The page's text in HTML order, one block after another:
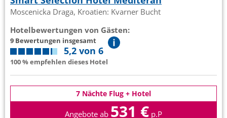
Moscenicka Draga, Kroatien: Kvarner Bucht
Hotelbewertungen von Gästen:
9 Bewertungen insgesamt
5,2 von 6
100 % empfehlen dieses Hotel
7 Nächte Flug + Hotel
Angebote ab 531 € p.P